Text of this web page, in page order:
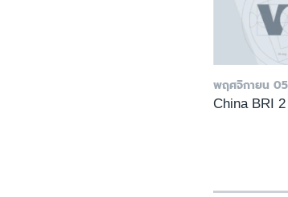
พฤศจิกายน
China BRI